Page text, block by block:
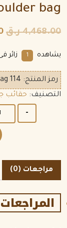
bag
4,468.00 ر.ق
يشاهده 1 زائر
رمز المنتج: 114
التصنيف: حقائب
مراجعات (0)
المراجعات